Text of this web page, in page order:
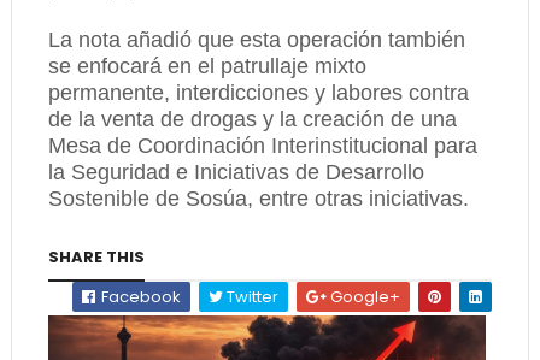
La nota añadió que esta operación también
se enfocará en el patrullaje mixto
permanente, interdicciones y labores contra
de la venta de drogas y la creación de una
Mesa de Coordinación Interinstitucional para
la Seguridad e Iniciativas de Desarrollo
Sostenible de Sosúa, entre otras iniciativas.
SHARE THIS
Facebook
Twitter Google+